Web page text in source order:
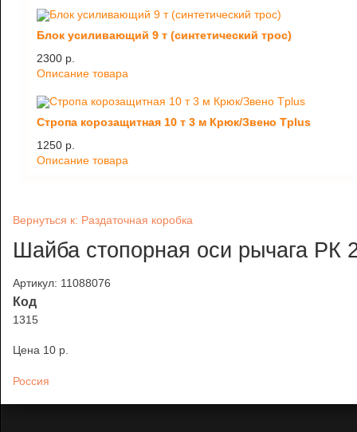
Блок усиливающий 9 т (синтетический трос)
2300 p.
Описание товара
Стропа корозащитная 10 т 3 м Крюк/Звено Tplus
1250 p.
Описание товара
Вернуться к: Раздаточная коробка
Шайба стопорная оси рычага РК
Артикул: 11088076
Код
1315
Цена 10 p.
Россия